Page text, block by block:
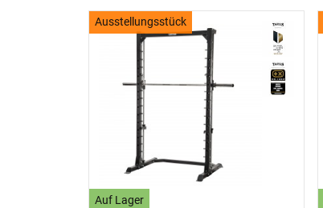
Ausstellungsstück
Auf Lager